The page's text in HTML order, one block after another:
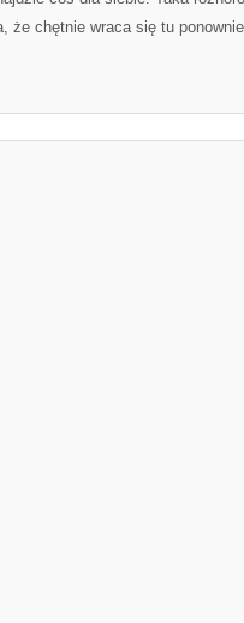
że chętnie wraca się tu